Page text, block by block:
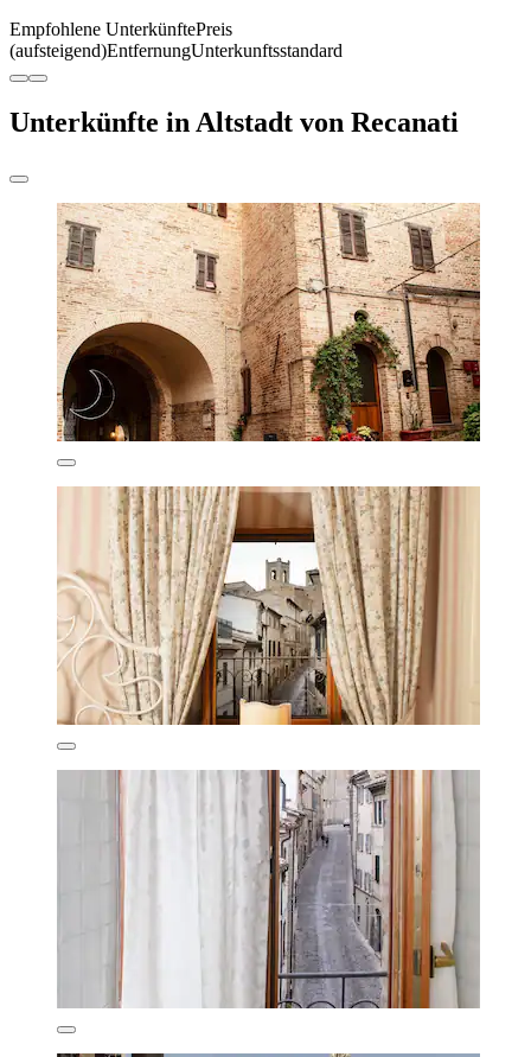
Empfohlene UnterkünftePreis
(aufsteigend)EntfernungUnterkunftsstandard
Unterkünfte in Altstadt von Recanati